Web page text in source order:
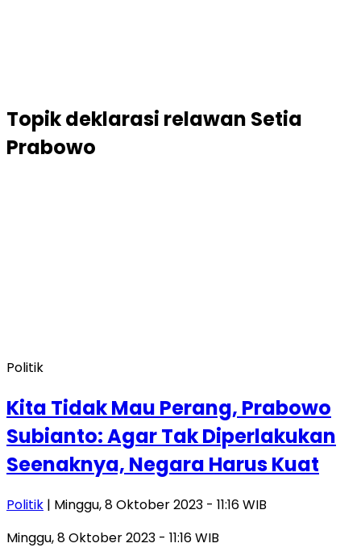
Topikdeklarasi relawan Setia
Prabowo
Politik
Kita Tidak Mau Perang, Prabowo
Subianto: Agar Tak Diperlakukan
Seenaknya, Negara Harus Kuat
Politik | Minggu, 8 Oktober 2023 - 11:16 WIB
Minggu, 8 Oktober 2023 - 11:16 WIB